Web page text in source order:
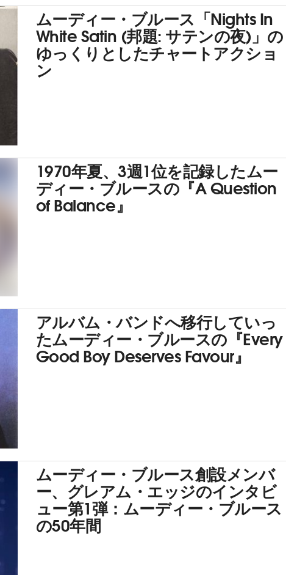
ムーディー・ブルース「Nights In
White Satin (邦題: サテンの夜)」の
ゆっくりとしたチャートアクショ
ン
1970年夏、3週1位を記録したムー
ディー・ブルースの『A Question
of Balance』
アルバム・バンドへ移行していっ
たムーディー・ブルースの『Every
Good Boy Deserves Favour』
ムーディー・ブルース創設メンバ
ー、グレアム・エッジのインタビ
ュー第1弾：ムーディー・ブルース
の50年間